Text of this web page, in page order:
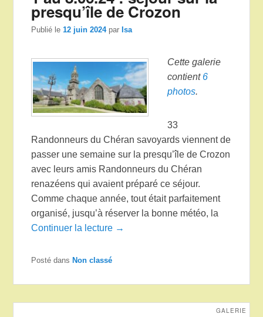
presqu’île de Crozon
Publié le12 juin 2024 par Isa
Cette galerie
contient 6
photos.
33
Randonneurs du Chéran savoyards viennent de
passer une semaine sur la presqu’île de Crozon
avec leurs amis Randonneurs du Chéran
renazéens qui avaient préparé ce séjour.
Comme chaque année, tout était parfaitement
organisé, jusqu’à réserver la bonne météo, la
Continuer la lecture →
Posté dans Non classé
GALERIE